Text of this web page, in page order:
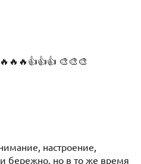
🎨🎨🎨
настроение,
и бережно, но в то же время